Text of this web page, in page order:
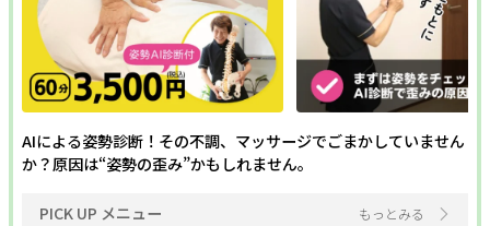
AIによる姿勢診断！その不調、マッサージでごまかしていません
か？原因は“姿勢の歪み”かもしれません。
PICK UP メニュー もっとみる
女性スタッフのみ 女性専用
キッズルーム
キッズメニュー
子ども向け スクールあり
バリアフリー
メンズ専門
24時間営業 出張・訪問
入会金無料
1day
オンライン